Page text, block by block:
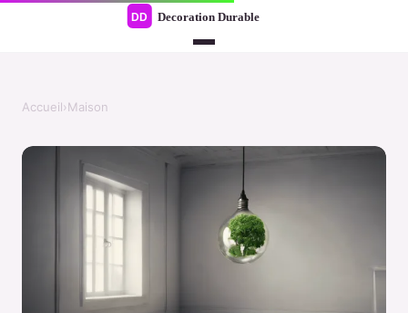
Accueil›Maison